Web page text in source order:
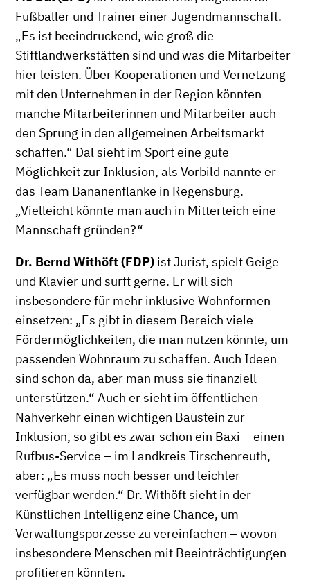
Fußballer und Trainer einer Jugendmannschaft.
„Es ist beeindruckend, wie groß die
Stiftlandwerkstätten sind und was die Mitarbeiter
hier leisten. Über Kooperationen und Vernetzung
mit den Unternehmen in der Region könnten
manche Mitarbeiterinnen und Mitarbeiter auch
den Sprung in den allgemeinen Arbeitsmarkt
schaffen.“ Dal sieht im Sport eine gute
Möglichkeit zur Inklusion, als Vorbild nannte er
das Team Bananenflanke in Regensburg.
„Vielleicht könnte man auch in Mitterteich eine
Mannschaft gründen?“
Dr. Bernd Withöft (FDP)ist Jurist, spielt Geige
und Klavier und surft gerne. Er will sich
insbesondere für mehr inklusive Wohnformen
einsetzen: „Es gibt in diesem Bereich viele
Fördermöglichkeiten, die man nutzen könnte, um
passenden Wohnraum zu schaffen. Auch Ideen
sind schon da, aber man muss sie finanziell
unterstützen.“ Auch er sieht im öffentlichen
Nahverkehr einen wichtigen Baustein zur
Inklusion, so gibt es zwar schon ein Baxi – einen
Rufbus-Service – im Landkreis Tirschenreuth,
aber: „Es muss noch besser und leichter
verfügbar werden.“ Dr. Withöft sieht in der
Künstlichen Intelligenz eine Chance, um
Verwaltungsporzesse zu vereinfachen – wovon
insbesondere Menschen mit Beeinträchtigungen
profitieren könnten.